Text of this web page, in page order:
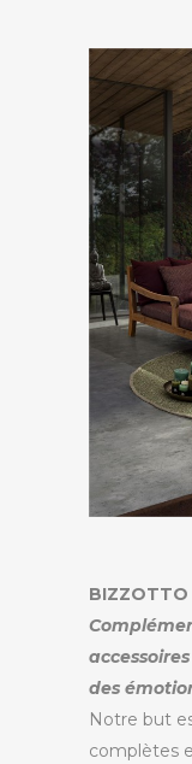
BIZZOTTO
des
Notre but
complètes